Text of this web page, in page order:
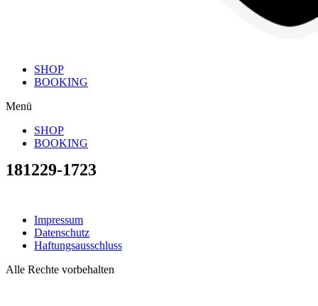
SHOP
BOOKING
Menü
SHOP
BOOKING
181229-1723
Impressum
Datenschutz
Haftungsausschluss
Alle Rechte vorbehalten